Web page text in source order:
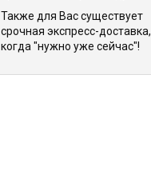
Также для Вас существует
срочная экспресс-доставка,
когда "нужно уже сейчас"!